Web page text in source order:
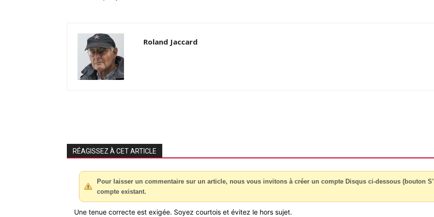
Roland Jaccard
RÉAGISSEZ À CET ARTICLE
Pour laisser un commentaire sur un article, nous vous invitons à créer un compte Disqus ci-dessous (bouton
compte existant.
Une tenue correcte est exigée. Soyez courtois et évitez le hors sujet.